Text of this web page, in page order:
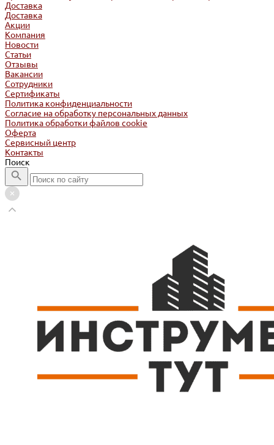
Доставка
Доставка
Акции
Компания
Новости
Статьи
Отзывы
Вакансии
Сотрудники
Сертификаты
Политика конфиденциальности
Согласие на обработку персональных данных
Политика обработки файлов cookie
Оферта
Сервисный центр
Контакты
Поиск